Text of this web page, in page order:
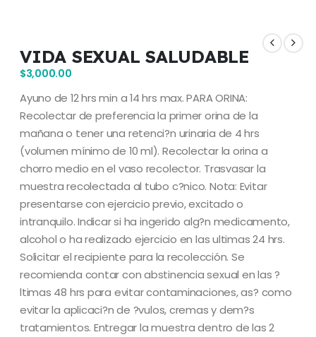
VIDA SEXUAL SALUDABLE
$3,000.00
Ayuno de 12 hrs min a 14 hrs max. PARA ORINA:
Recolectar de preferencia la primer orina de la
mañana o tener una retenci?n urinaria de 4 hrs
(volumen mínimo de 10 ml). Recolectar la orina a
chorro medio en el vaso recolector. Trasvasar la
muestra recolectada al tubo c?nico. Nota: Evitar
presentarse con ejercicio previo, excitado o
intranquilo. Indicar si ha ingerido alg?n medicamento,
alcohol o ha realizado ejercicio en las ultimas 24 hrs.
Solicitar el recipiente para la recolección. Se
recomienda contar con abstinencia sexual en las ?
ltimas 48 hrs para evitar contaminaciones, as? como
evitar la aplicaci?n de ?vulos, cremas y dem?s
tratamientos. Entregar la muestra dentro de las 2